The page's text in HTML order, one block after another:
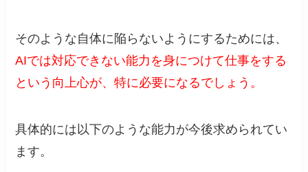
そのような自体に陥らないようにするためには、
AIでは対応できない能力を身につけて仕事をする
という向上心が、特に必要になるでしょう。
具体的には以下のような能力が今後求められてい
ます。